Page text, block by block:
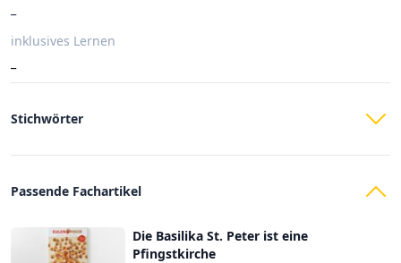
inklusives Lernen
Stichwörter
Passende Fachartikel
Die Basilika St. Peter ist eine
Pfingstkirche